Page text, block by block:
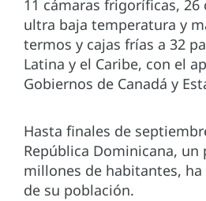
11 cámaras frigoríficas,
ultra baja temperatura y
termos y cajas frías a 32
Latina y el Caribe, con el
Gobiernos de Canadá y
Hasta finales de
República Dominicana, un
millones de habitantes, ha
de su población.